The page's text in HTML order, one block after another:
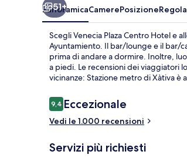
51+
PanoramicaCamerePosizione
Scegli Venecia Plaza Centro Hotel e
Ayuntamiento. Il bar/lounge e il bar/
prima di andare a dormire. Inoltre,
a piedi. Le recensioni dei viaggiatori
vicinanze: Stazione metro di Xàtiva è
Recensioni
9,49,4 su 10
Eccezionale
Vedi le 1.000 recensioni
Servizi più richiesti